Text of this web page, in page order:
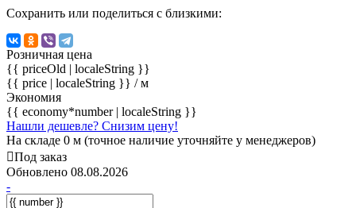
Сохранить или поделиться с близкими:
Розничная цена
{{ priceOld | localeString }}
{{ price | localeString }} / м
Экономия
{{ economy*number | localeString }}
Нашли дешевле? Снизим цену!
На складе 0 м (точное наличие уточняйте у менеджеров)
Под заказ
Обновлено 08.08.2026
-